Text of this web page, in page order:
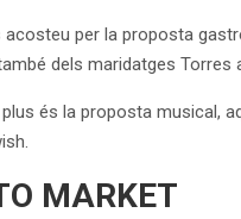
acosteu per la proposta
dels maridatges Torres
és la proposta musical,
MARKET